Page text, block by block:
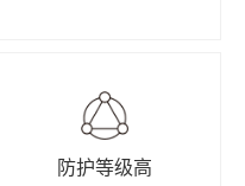
防护等级高